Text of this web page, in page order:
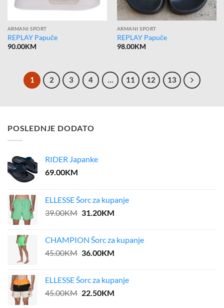
ARMANI SPORT
REPLAY Papuče
90.00KM
ARMANI SPORT
REPLAY Papuče
98.00KM
1 2 3 4 … 11 12 13
POSLEDNJE DODATO
RIDER Japanke
69.00KM
ELLESSE Šorc za kupanje
39.00KM Original
39.00KM.
31.20KMCurrent
31.20KM.
CHAMPION Šorc za kupanje
45.00KM Original
45.00KM.
36.00KMCurrent
36.00KM.
ELLESSE Šorc za kupanje
45.00KM Original
22.50KMCurrent